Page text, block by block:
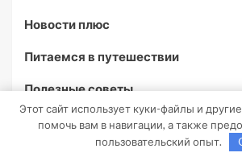
Новости плюс
Питаемся в путешествии
Полезные советы
Возможно, вы пропустили
Этот сайт использует куки-файлы и
помочь вам в навигации, а также
пользовательский опыт.